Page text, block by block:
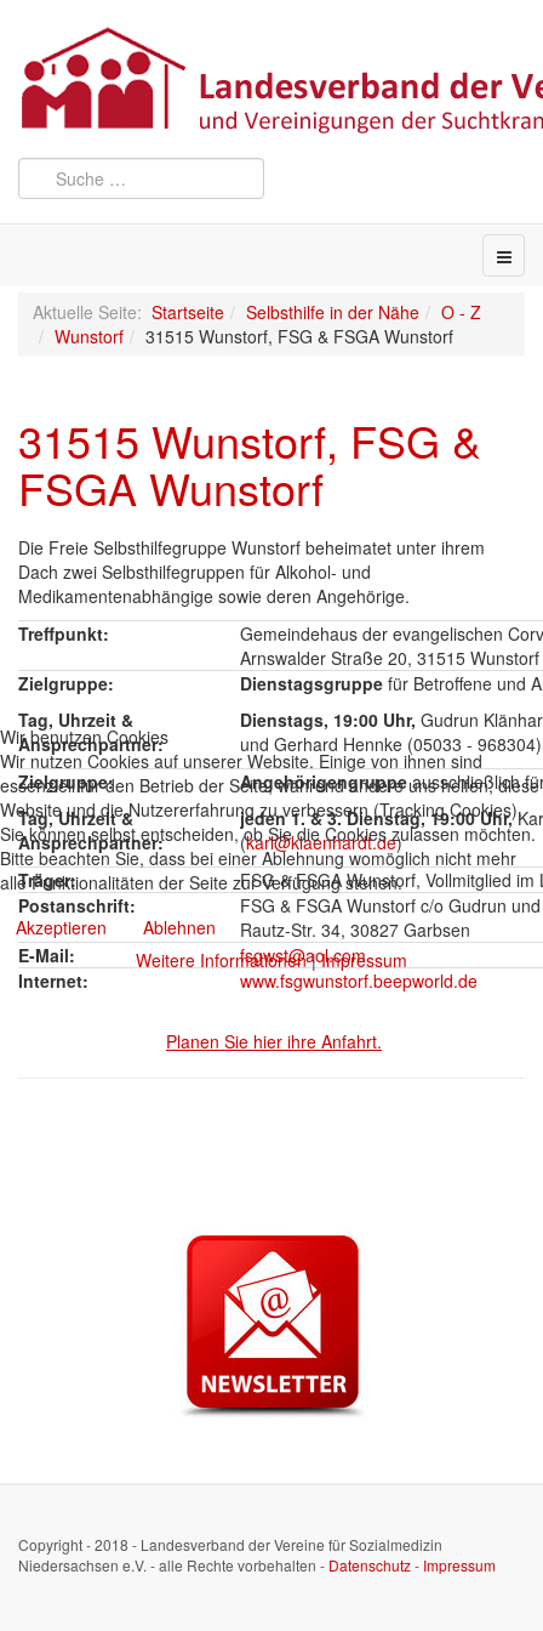
Aktuelle Seite: Startseite Selbsthilfe in der Nähe
O - Z
Wunstorf
31515 Wunstorf, FSG & FSGA Wunstorf
31515 Wunstorf, FSG &
FSGA Wunstorf
Die Freie Selbsthilfegruppe Wunstorf beheimatet unter ihrem
Dach zwei Selbsthilfegruppen für Alkohol- und
Medikamentenabhängige sowie deren Angehörige.
Treffpunkt:
Gemeindehaus der evangelischen
Arnswalder Straße 20, 31515 Wunstorf
Zielgruppe:
Tag, Uhrzeit &
Ansprechpartner:
Dienstagsgruppe für Betroffene und
Dienstags, 19:00 Uhr, Gudrun
und Gerhard Hennke (05033 - 968304)
Zielgruppe:
Tag, Uhrzeit &
Ansprechpartner:
Angehörigengruppeausschließlich
jeden 1. & 3. Dienstag, 19:00 Uhr,
(karl@klaenhardt.de)
Träger:
FSG & FSGA Wunstorf, Vollmitglied im
Postanschrift:
FSG & FSGA Wunstorf c/o Gudrun
Rautz-Str. 34, 30827 Garbsen
E-Mail:
fsgwst@aol.com
Internet:
www.fsgwunstorf.beepworld.de
Planen Sie hier ihre Anfahrt.
Copyright - 2018 - Landesverband der Vereine für Sozialmedizin
Niedersachsen e.V. - alle Rechte vorbehalten - Datenschutz- Impressum
Wir benutzen Cookies
Wir nutzen Cookies auf unserer Website. Einige von ihnen sind
essenziell für den Betrieb der Seite, während andere uns helfen, diese
Website und die Nutzererfahrung zu verbessern (Tracking Cookies).
Sie können selbst entscheiden, ob Sie die Cookies zulassen möchten.
Bitte beachten Sie, dass bei einer Ablehnung womöglich nicht mehr
alle Funktionalitäten der Seite zur Verfügung stehen.
Akzeptieren
Ablehnen
Weitere Informationen|Impressum